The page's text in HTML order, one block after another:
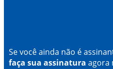
Se você ainda não é
faça sua assinatura agora